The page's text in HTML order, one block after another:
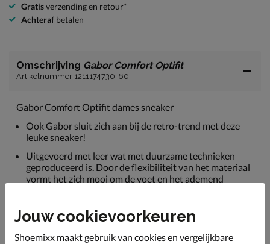
Gratisverzending en retour*
Achteraf betalen
Omschrijving Gabor Comfort Optifit
Artikelnummer 1211174730-60
Gabor Comfort Optifit dames sneaker
Ook Gabor sluit zich aan bij de retro-trend met deze
leuke sneaker!
Uitgevoerd met leer wat met duurzame technieken
geproduceerd is. Door de flexibiliteit van het materiaal
vormt het zich mooi om de voet en het ademend
Gevoerd met textiel. Dit biedt een zacht draaggevoel .
De lichte wattering in de hielkap en enkelkraag
voorkomt wrijving.
Jouw cookievoorkeuren
Shoemixx maakt gebruik van cookies en vergelijkbare